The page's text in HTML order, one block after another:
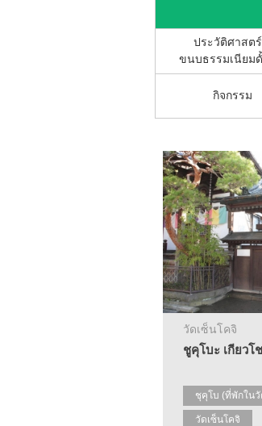
ประวัติศาสต
ขนบธรรมเนียมดั้
กิจกรรม
วัดเซ็นโคจิ
ชูคุโบะ เกียวโ
ชุคุโบ (ที่พักใน
วัดเซ็นโคจิ